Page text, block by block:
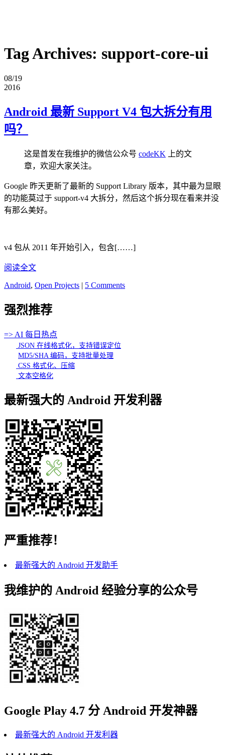
Tag Archives: support-core-ui
08/19
2016
Android 最新 Support V4 包大拆分有用
吗？
这是首发在我维护的微信公众号 codeKK 上的文
章，欢迎大家关注。
Google 昨天更新了最新的 Support Library 版本，其中最为显眼
的功能莫过于 support-v4 大拆分，然后这个拆分现在看来并没
有那么美好。
v4 包从 2011 年开始引入，包含[……]
阅读全文
Android, Open Projects | 5 Comments
强烈推荐
=> AI 每日热点
JSON 在线格式化，支持错误定位
MD5/SHA 编码，支持批量处理
CSS 格式化、压缩
文本空格化
最新强大的 Android 开发利器
严重推荐！
最新强大的 Android 开发助手
我维护的 Android 经验分享的公众号
Google Play 4.7 分 Android 开发神器
最新强大的 Android 开发利器